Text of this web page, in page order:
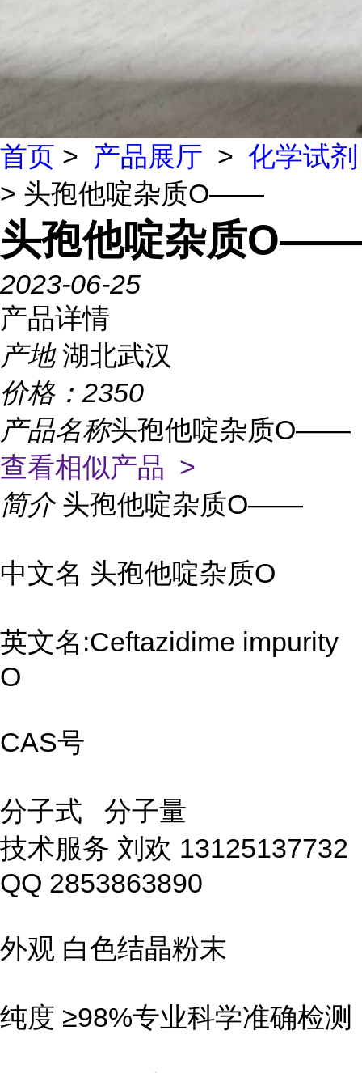
首页 > 产品展厅 > 化学试剂
> 头孢他啶杂质O——
头孢他啶杂质O——
2023-06-25
产品详情
产地 湖北武汉
价格： 2350
产品名称头孢他啶杂质O——
查看相似产品 >
简介 头孢他啶杂质O——
中文名 头孢他啶杂质O
英文名:Ceftazidime impurity
O
CAS号
分子式 分子量
技术服务 刘欢 13125137732
QQ 2853863890
外观 白色结晶粉末
纯度 ≥98%专业科学准确检测